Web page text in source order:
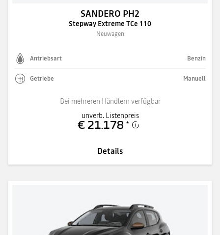
SANDERO PH2
Stepway Extreme TCe 110
Neuwagen
Antriebsart Benzin
Getriebe Manuell
Bei mehreren Händlern verfügbar
unverb. Listenpreis
€ 21.178 *
Details